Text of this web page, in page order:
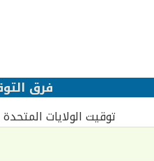
فرق
توقيت الولايات المتحدة